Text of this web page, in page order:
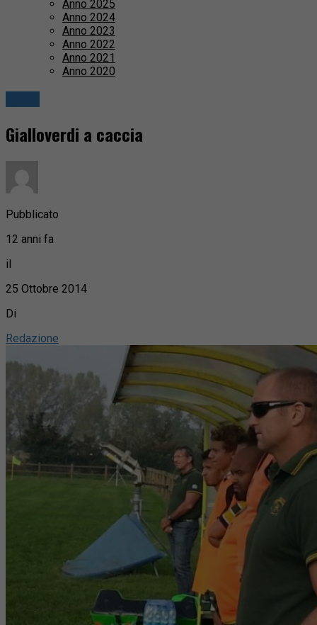
Anno 2025
Anno 2024
Anno 2023
Anno 2022
Anno 2021
Anno 2020
Gialloverdi a caccia
Pubblicato
12 anni fa
il
25 Ottobre 2014
Di
Redazione